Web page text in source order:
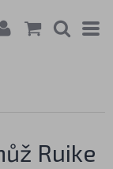
Ruike